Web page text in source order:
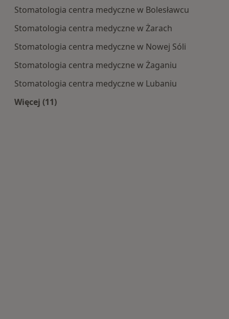
Stomatologia centra medyczne w Bolesławcu
Stomatologia centra medyczne w Żarach
Stomatologia centra medyczne w Nowej Sóli
Stomatologia centra medyczne w Żaganiu
Stomatologia centra medyczne w Lubaniu
Więcej (11)